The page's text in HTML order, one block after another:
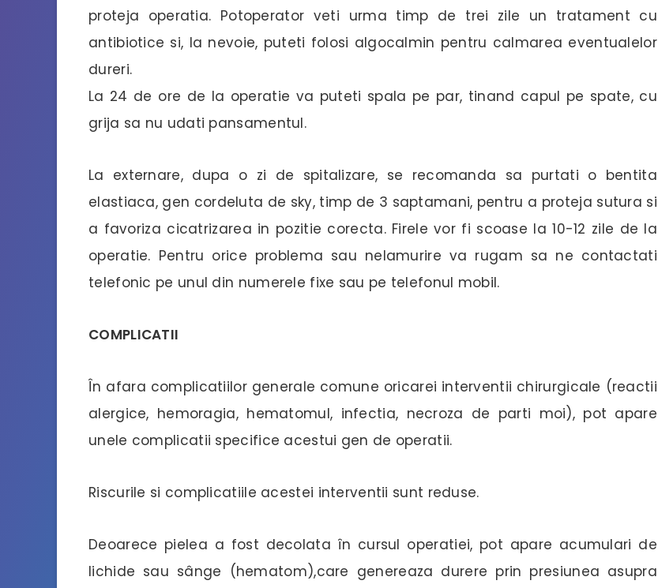
proteja operatia. Potoperator veti urma timp de trei zile un tratament cu
antibiotice si, la nevoie, puteti folosi algocalmin pentru calmarea eventualelor
dureri.
La 24 de ore de la operatie va puteti spala pe par, tinand capul pe spate, cu
grija sa nu udati pansamentul.
La externare, dupa o zi de spitalizare, se recomanda sa purtati o bentita
elastiaca, gen cordeluta de sky, timp de 3 saptamani, pentru a proteja sutura si
a favoriza cicatrizarea in pozitie corecta. Firele vor fi scoase la 10-12 zile de la
operatie. Pentru orice problema sau nelamurire va rugam sa ne contactati
telefonic pe unul din numerele fixe sau pe telefonul mobil.
COMPLICATII
În afara complicatiilor generale comune oricarei interventii chirurgicale (reactii
alergice, hemoragia, hematomul, infectia, necroza de parti moi), pot apare
unele complicatii specifice acestui gen de operatii.
Riscurile si complicatiile acestei interventii sunt reduse.
Deoarece pielea a fost decolata în cursul operatiei, pot apare acumulari de
lichide sau sânge (hematom),care genereaza durere prin presiunea asupra